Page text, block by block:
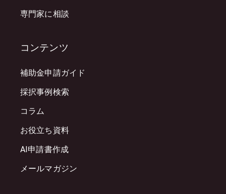
専門家に相談
コンテンツ
補助金申請ガイド
採択事例検索
コラム
お役立ち資料
AI申請書作成
メールマガジン